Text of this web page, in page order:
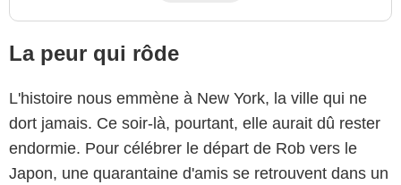
La peur qui rôde
L'histoire nous emmène à New York, la ville qui ne
dort jamais. Ce soir-là, pourtant, elle aurait dû rester
endormie. Pour célébrer le départ de Rob vers le
Japon, une quarantaine d'amis se retrouvent dans un